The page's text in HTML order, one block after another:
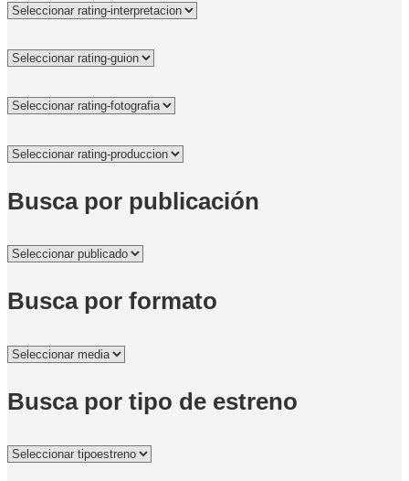
Busca por publicación
Busca por formato
Busca por tipo de estreno